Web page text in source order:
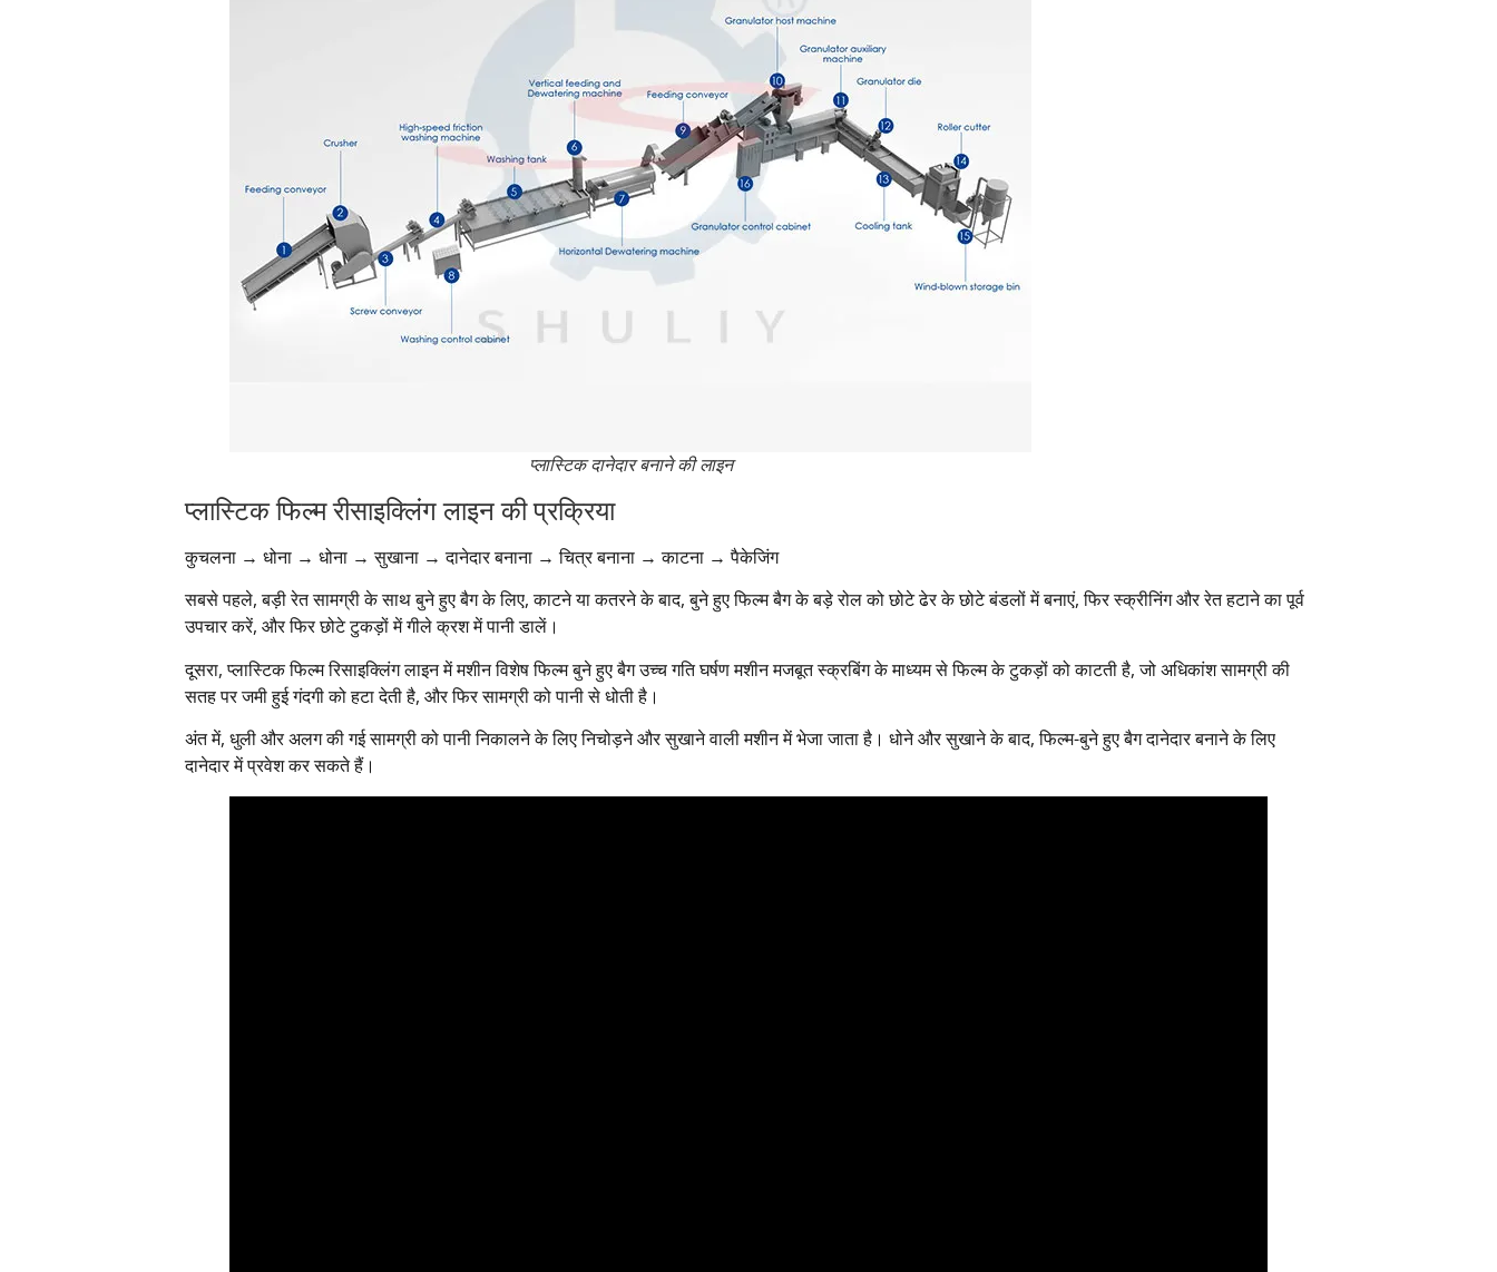
प्लास्टिक दानेदार बनाने की लाइन
प्लास्टिक फिल्म रीसाइक्लिंग लाइन की प्रक्रिया
कुचलना → धोना → धोना → सुखाना → दानेदार बनाना → चित्र बनाना → काटना → पैकेजिंग
सबसे पहले, बड़ी रेत सामग्री के साथ बुने हुए बैग के लिए, काटने या कतरने के बाद, बुने हुए फिल्म बैग के बड़े रोल को छोटे ढेर के छोटे बंडलों में बनाएं, फिर स्क्रीनिंग और रेत हटाने का पूर्व
उपचार करें, और फिर छोटे टुकड़ों में गीले क्रश में पानी डालें।
दूसरा, प्लास्टिक फिल्म रिसाइक्लिंग लाइन में मशीन विशेष फिल्म बुने हुए बैग उच्च गति घर्षण मशीन मजबूत स्क्रबिंग के माध्यम से फिल्म के टुकड़ों को काटती है, जो अधिकांश सामग्री की
सतह पर जमी हुई गंदगी को हटा देती है, और फिर सामग्री को पानी से धोती है।
अंत में, धुली और अलग की गई सामग्री को पानी निकालने के लिए निचोड़ने और सुखाने वाली मशीन में भेजा जाता है। धोने और सुखाने के बाद, फिल्म-बुने हुए बैग दानेदार बनाने के लिए
दानेदार में प्रवेश कर सकते हैं।